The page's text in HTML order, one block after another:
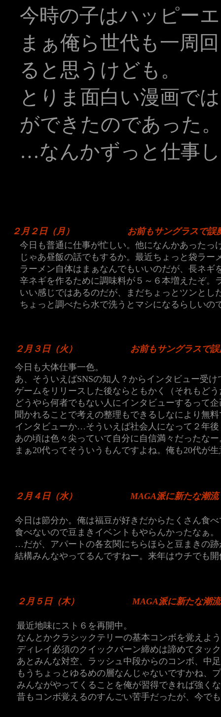
今時の子はハッピー
まぁ俺ら世代も一周
ると思うけども。
とりま面白い漫画で
ができたのであった。
…なんかずっと仕事
２月２日（月） お前もサングラスで誤
今日も普通に仕事が忙しい。他になんかあったっ
じゃあ昼飯の話でもするか。最近ちょっと袋ラー
ラーメン自体はまぁなんでもいいのだが、長ネ
辛ネギを作るために調味料が５～６本増えたぞ
いい感じではあるのだが、まだちょっとツンとし
ちょっと調べたら水で洗うとマシになるらしいの
２月３日（火） お前もサングラスで
今日も大体仕事一色。
あ、そういえばSNSの知人？からインタビュー受
ゲームをリリースした後ならともかく（それもど
どうやら何者でもない人にインタビューするって
聞かれることで考えの整理もできるしなにより無
インタビューか…そういえば社会人になって２年
あの頃は色々尖っていて自分に自信満々だったな
まぁ20代ってそういうもんですよね。俺も20代が
２月４日（水） MAGA派に新たな潮
今日は節分か。俺は福豆が好きだからたくさん食
食べないので豆まきイベントもやらんかったなぁ。
…だが、アパートの各玄関にちらほらと豆まきの
結構みんなやってるんですねー。来年はウチでも
２月５日（木） MAGA派に新たな潮
最近地味にスト６を再開中。
なんとかクラシックテリーの基本コンボを覚えよ
ディレイ必須のクイックバーン締めは諦めてタッ
あとみんな対空、ラッシュ中段からのコンボ、中
もうちょっとゆるめの層なんじゃないですかね、
みんながやってくることを俺が習得できれば強く
昔もコンボ覚えるのすんごい苦手だったが、今で